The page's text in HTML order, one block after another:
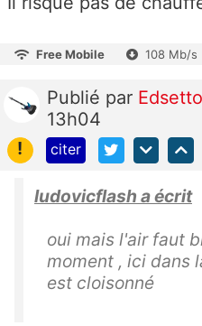
Free Mobile 108 Mb/s
Publié par
13h04
!
citer
ludovicflash a écrit
oui mais l'air faut
moment , ici dans
est cloisonné